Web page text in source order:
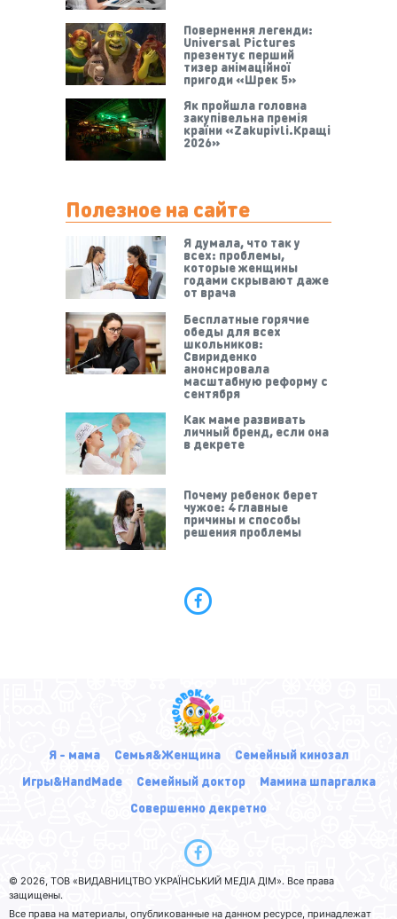
Повернення легенди:
Universal Pictures
презентує перший
тизер анімаційної
пригоди «Шрек 5»
Як пройшла головна
закупівельна премія
країни «Zakupivli.Кращі
2026»
Полезное на сайте
Я думала, что так у
всех: проблемы,
которые женщины
годами скрывают даже
от врача
Бесплатные горячие
обеды для всех
школьников:
Свириденко
анонсировала
масштабную реформу с
сентября
Как маме развивать
личный бренд, если она
в декрете
Почему ребенок берет
чужое: 4 главные
причины и способы
решения проблемы
Я - мама Семья&Женщина
Семейный кинозал
Игры&HandMade
Семейный доктор
Мамина шпаргалка
Совершенно декретно
© 2026, ТОВ «ВИДАВНИЦТВО УКРАЇНСЬКИЙ МЕДІА ДІМ». Все права
защищены.
Все права на материалы, опубликованные на данном ресурсе, принадлежат